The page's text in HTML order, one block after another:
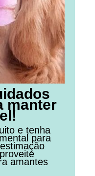
manter
e tenha
para
amantes